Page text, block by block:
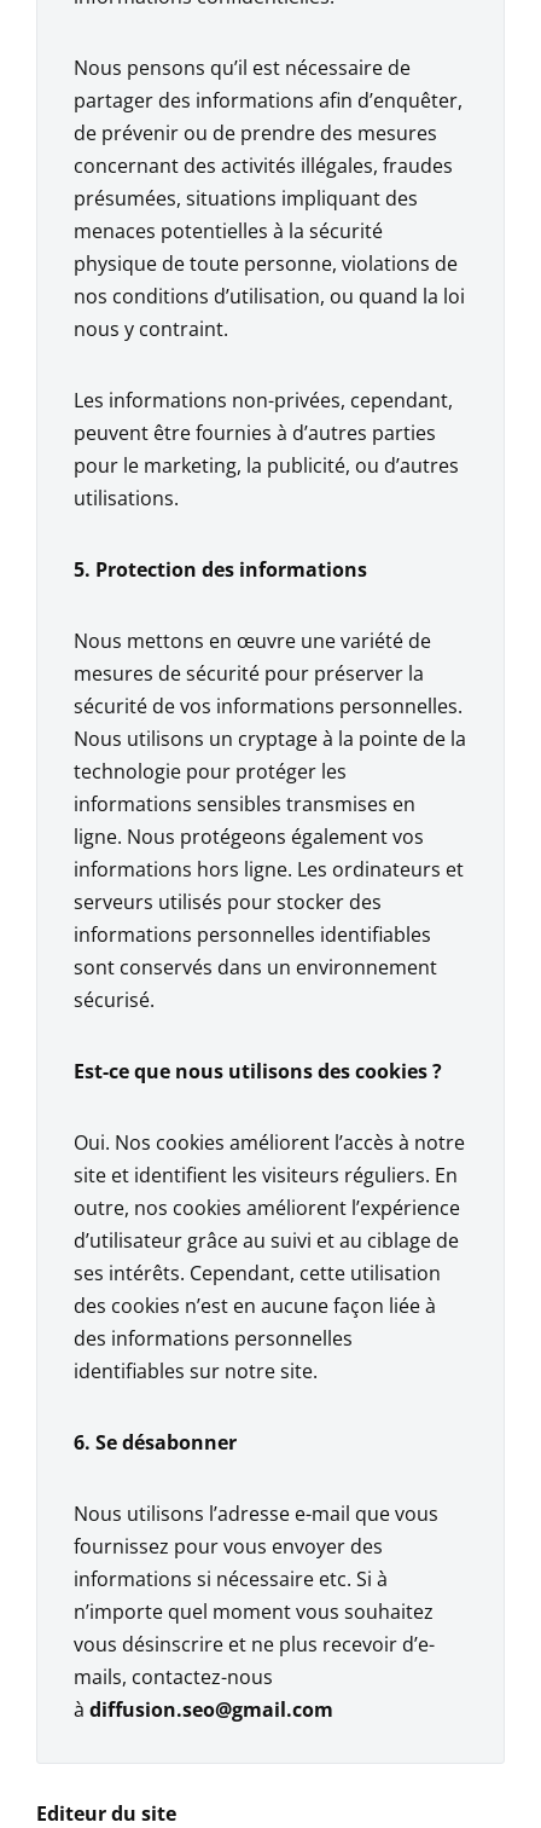
Nous pensons qu’il est nécessaire de
partager des informations afin d’enquêter,
de prévenir ou de prendre des mesures
concernant des activités illégales, fraudes
présumées, situations impliquant des
menaces potentielles à la sécurité
physique de toute personne, violations de
nos conditions d’utilisation, ou quand la loi
nous y contraint.
Les informations non-privées, cependant,
peuvent être fournies à d’autres parties
pour le marketing, la publicité, ou d’autres
utilisations.
5. Protection des informations
Nous mettons en œuvre une variété de
mesures de sécurité pour préserver la
sécurité de vos informations personnelles.
Nous utilisons un cryptage à la pointe de la
technologie pour protéger les
informations sensibles transmises en
ligne. Nous protégeons également vos
informations hors ligne. Les ordinateurs et
serveurs utilisés pour stocker des
informations personnelles identifiables
sont conservés dans un environnement
sécurisé.
Est-ce que nous utilisons des cookies ?
Oui. Nos cookies améliorent l’accès à notre
site et identifient les visiteurs réguliers. En
outre, nos cookies améliorent l’expérience
d’utilisateur grâce au suivi et au ciblage de
ses intérêts. Cependant, cette utilisation
des cookies n’est en aucune façon liée à
des informations personnelles
identifiables sur notre site.
6. Se désabonner
Nous utilisons l’adresse e-mail que vous
fournissez pour vous envoyer des
informations si nécessaire etc. Si à
n’importe quel moment vous souhaitez
vous désinscrire et ne plus recevoir d’e-
mails, contactez-nous
à diffusion.seo@gmail.com
Editeur du site